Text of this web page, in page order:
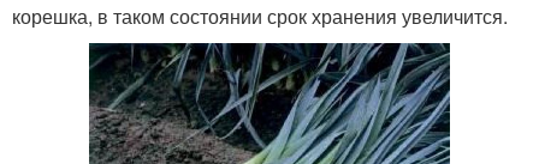
корешка, в таком состоянии срок хранения увеличится.